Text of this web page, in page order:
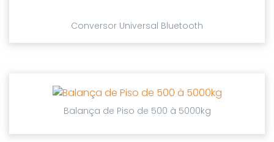
Conversor Universal Bluetooth
Balança de Piso de 500 à 5000kg